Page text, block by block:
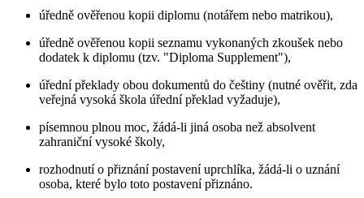
úředně ověřenou kopii diplomu (notářem nebo matrikou),
úředně ověřenou kopii seznamu vykonaných zkoušek nebo
dodatek k diplomu (tzv. "Diploma Supplement"),
úřední překlady obou dokumentů do češtiny (nutné ověřit, zda
veřejná vysoká škola úřední překlad vyžaduje),
písemnou plnou moc, žádá-li jiná osoba než absolvent
zahraniční vysoké školy,
rozhodnutí o přiznání postavení uprchlíka, žádá-li o uznání
osoba, které bylo toto postavení přiznáno.